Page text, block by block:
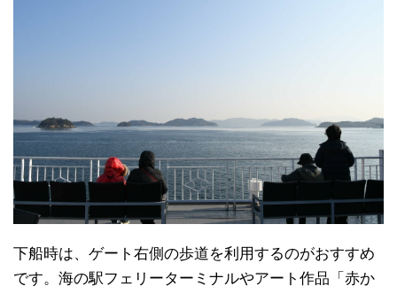
下船時は、ゲート右側の歩道を利用するのがおすすめ
です。海の駅フェリーターミナルやアート作品「赤か